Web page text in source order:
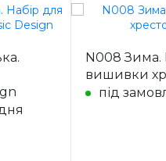
N008 Зима.
вишивки
під